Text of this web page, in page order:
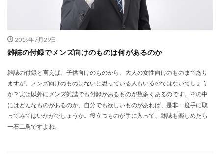
2019年7月29日
雑誌の付録でメンズ向けのものは何があるのか
雑誌の付録と言えば、子供向けのものから、大人の女性向けのものまであり
ますが、メンズ向けのものはないと思っている人もいるのではないでしょう
か？実は以外にメンズ雑誌でも付録があるものが数多くあるのです。その中
にはどんなものがあるのか、自分でも欲しいものがあれば、是非一度手に取
ってみてはいかがでしょうか。役立つものが手に入って、雑誌も楽しめたら
一石二鳥ですよね。